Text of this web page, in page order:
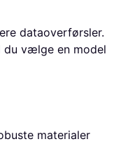
dataoverførsler.
du vælge en model
materialer